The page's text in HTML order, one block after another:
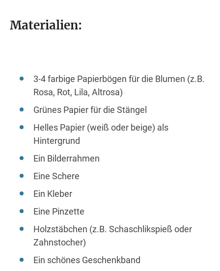
Materialien:
3-4 farbige Papierbögen für die Blumen (z.B.
Rosa, Rot, Lila, Altrosa)
Grünes Papier für die Stängel
Helles Papier (weiß oder beige) als
Hintergrund
Ein Bilderrahmen
Eine Schere
Ein Kleber
Eine Pinzette
Holzstäbchen (z.B. Schaschlikspieß oder
Zahnstocher)
Ein schönes Geschenkband